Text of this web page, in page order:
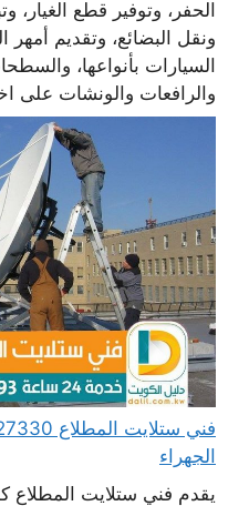
الحفر، وتوفير قطع الغيار،
ونقل البضائع، وتقديم أمهر
السيارات بأنواعها،
والرافعات والونشات على
الجهراء
يقدم فني ستلايت